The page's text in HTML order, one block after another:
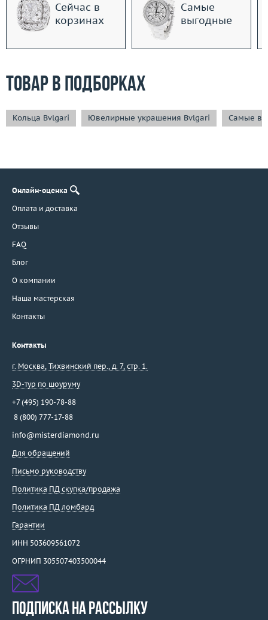
Сейчас в
корзинах
Самые
выгодные
Товар в подборках
Кольца Bvlgari Ювелирные украшения Bvlgari Самые
Онлайн-оценка
Оплата и доставка
Отзывы
FAQ
Блог
О компании
Наша мастерская
Контакты
Контакты
г. Москва, Тихвинский пер., д. 7, стр. 1.
3D-тур по шоуруму
+7 (495) 190-78-88
8 (800) 777-17-88
info@misterdiamond.ru
Для обращений
Письмо руководству
Политика ПД скупка/продажа
Политика ПД ломбард
Гарантии
ИНН 503609561072
ОГРНИП 305507403500044
ПОДПИСКА НА РАССЫЛКУ